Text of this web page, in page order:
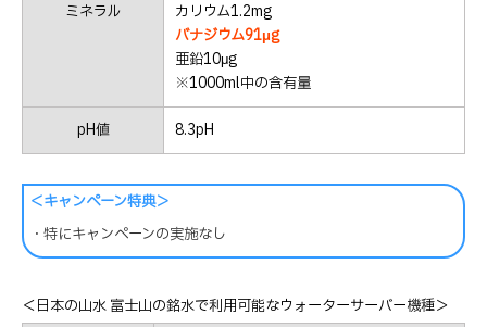
ミネラル
カリウム1.2mg
バナジウム91μg
亜鉛10μg
※1000ml中の含有量
pH値 8.3pH
＜キャンペーン特典＞
・特にキャンペーンの実施なし
＜日本の山水 富士山の銘水で利用可能なウォーターサーバー機種＞